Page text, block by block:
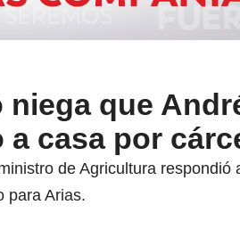
niega que
a casa por
de Agricultura
para Arias.